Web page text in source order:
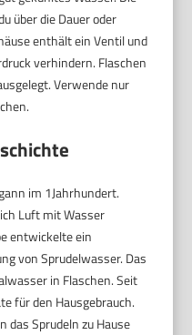
über die Dauer oder
enthält ein Ventil und
verhindern. Flaschen
Verwende nur
im 1Jahrhundert.
Luft mit Wasser
entwickelte ein
von Sprudelwasser. Das
in Flaschen. Seit
für den Hausgebrauch.
das Sprudeln zu Hause